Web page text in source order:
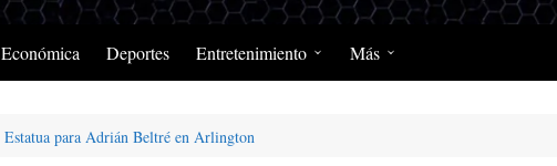
Económica Deportes Entretenimiento
MerengClásicos
Más
Estatua para Adrián Beltré en Arlington